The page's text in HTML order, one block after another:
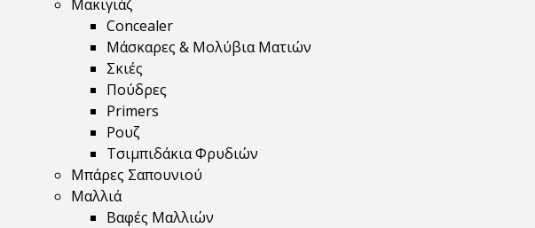
Μακιγιάζ
Concealer
Μάσκαρες & Μολύβια Ματιών
Σκιές
Πούδρες
Primers
Ρουζ
Τσιμπιδάκια Φρυδιών
Μπάρες Σαπουνιού
Μαλλιά
Βαφές Μαλλιών